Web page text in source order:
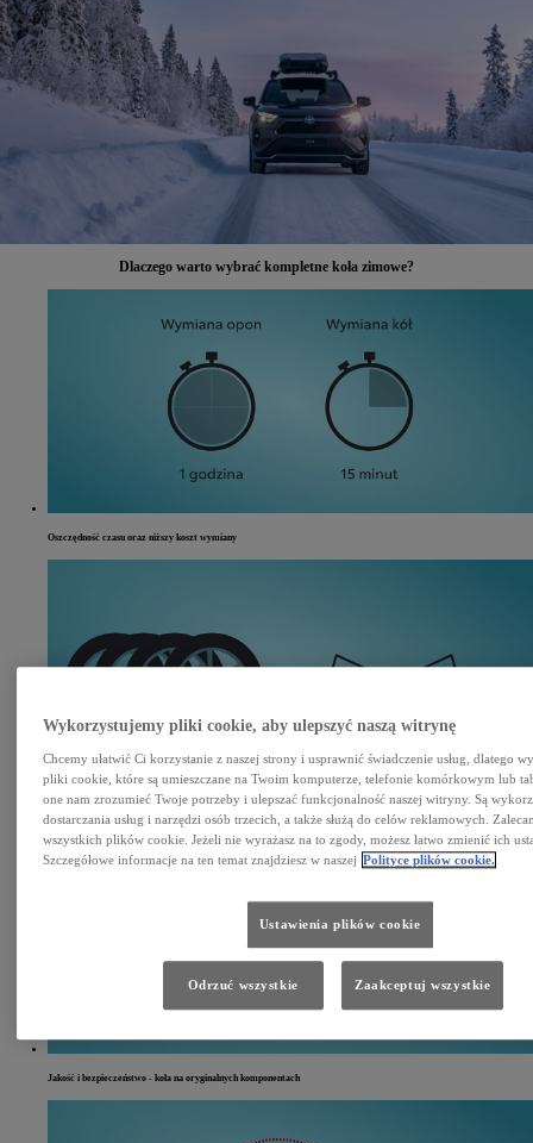
Dlaczego warto wybrać kompletne koła zimowe?
Oszczędność czasu oraz niższy koszt wymiany
Komplet kół zimowych z felgami i czujnikami ciśnienia = wartość dodana podczas odsprzedaży auta
Jakość i bezpieczeństwo - koła na oryginalnych komponentach
Wykorzystujemy pliki cookie, aby ulepszyć naszą witrynę
Chcemy ułatwić Ci korzystanie z naszej strony i usprawnić świadczenie usług, dlatego
pliki cookie, które są umieszczane na Twoim komputerze, telefonie komórkowym lub
one nam zrozumieć Twoje potrzeby i ulepszać funkcjonalność naszej witryny. Są
dostarczania usług i narzędzi osób trzecich, a także służą do celów reklamowych.
wszystkich plików cookie. Jeżeli nie wyrażasz na to zgody, możesz łatwo zmienić ich
Szczegółowe informacje na ten temat znajdziesz w naszej Polityce plików cookie.
Ustawienia plików cookie
Odrzuć wszystkie Zaakceptuj wszystkie